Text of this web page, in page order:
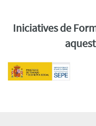
ALTRES
CURSOS
Iniciatives de